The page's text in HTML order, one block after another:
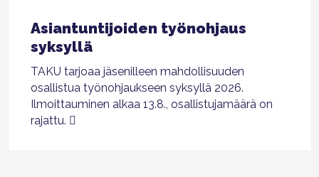
Asiantuntijoiden työnohjaus
syksyllä
TAKU tarjoaa jäsenilleen mahdollisuuden
osallistua työnohjaukseen syksyllä 2026.
Ilmoittauminen alkaa 13.8., osallistujamäärä on
rajattu.